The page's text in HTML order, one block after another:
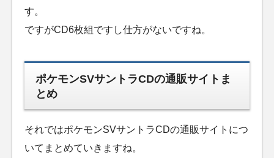
す。
ですがCD6枚組ですし仕方がないですね。
ポケモンSVサントラCDの通販サイトま
とめ
それではポケモンSVサントラCDの通販サイトにつ
いてまとめていきますね。